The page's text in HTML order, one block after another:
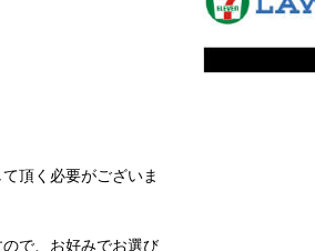
頂く必要がございま
で、お好みでお選び